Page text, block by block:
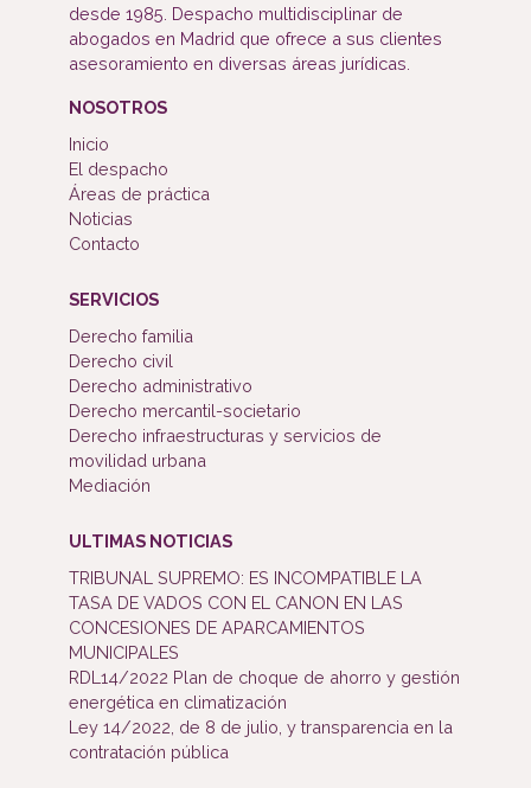
desde 1985. Despacho multidisciplinar de
abogados en Madrid que ofrece a sus clientes
asesoramiento en diversas áreas jurídicas.
NOSOTROS
Inicio
El despacho
Áreas de práctica
Noticias
Contacto
SERVICIOS
Derecho familia
Derecho civil
Derecho administrativo
Derecho mercantil-societario
Derecho infraestructuras y servicios de
movilidad urbana
Mediación
ULTIMAS NOTICIAS
TRIBUNAL SUPREMO: ES INCOMPATIBLE LA
TASA DE VADOS CON EL CANON EN LAS
CONCESIONES DE APARCAMIENTOS
MUNICIPALES
RDL14/2022 Plan de choque de ahorro y gestión
energética en climatización
Ley 14/2022, de 8 de julio, y transparencia en la
contratación pública